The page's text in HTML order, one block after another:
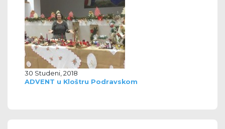
30 Studeni, 2018
ADVENT u Kloštru Podravskom